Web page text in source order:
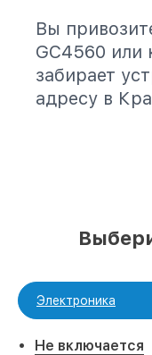
Вы
GC4560 или
забирает
адресу в
Электроника
Не включается